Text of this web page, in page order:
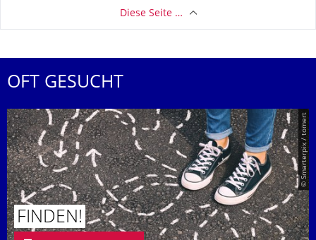
Diese Seite …
OFT GESUCHT
© Smarterpix / tomert
FINDEN!